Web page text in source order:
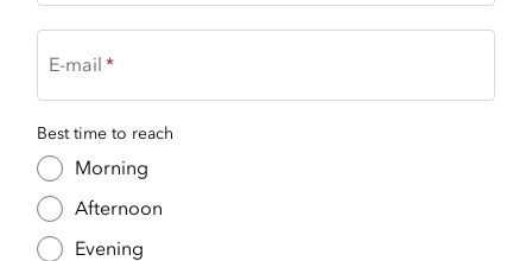
E-mail
Best time to reach
Morning
Afternoon
Evening